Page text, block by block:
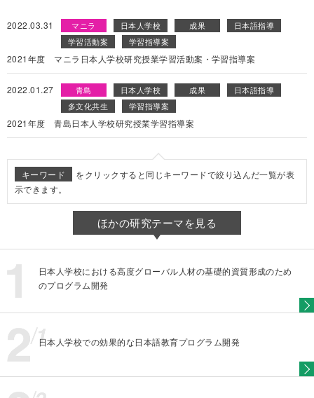
2022.03.31 マニラ 日本人学校 成果
日本語指導
学習活動案
学習指導案
2021年度 マニラ日本人学校研究授業学習活動案・学習指導案
2022.01.27 青島 日本人学校 成果
日本語指導
多文化共生
学習指導案
2021年度 青島日本人学校研究授業学習指導案
キーワード
をクリックすると同じキーワードで絞り込んだ一覧が表
示できます。
ほかの研究テーマを見る
日本人学校における高度グローバル人材の基礎的資質形成のため
のプログラム開発
日本人学校での効果的な日本語教育プログラム開発